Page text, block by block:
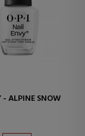
- ALPINE SNOW